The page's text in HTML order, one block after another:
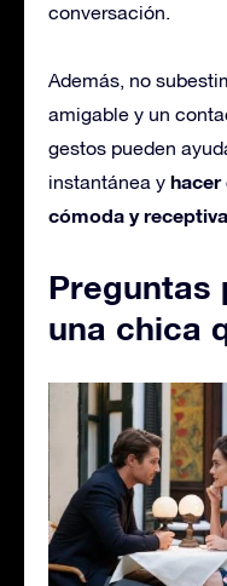
conversación.
Además, no
amigable y un
gestos pueden
instantánea y hacer
cómoda y receptiva
Preguntas
una chica